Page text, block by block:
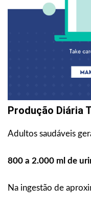
Produção Diária
Adultos saudáveis
800 a 2.000 ml de
Na ingestão de